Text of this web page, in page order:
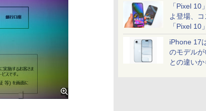
「Pixel 10
よ登場、
「Pixel 10
iPhone 17
のモデル
との違い